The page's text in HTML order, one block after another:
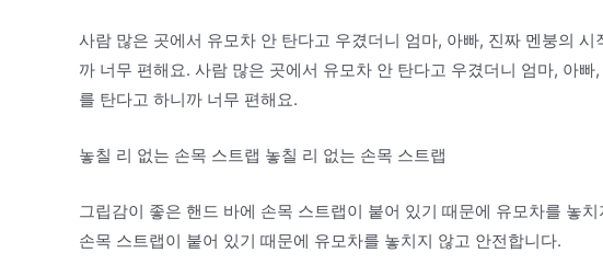
사람 많은 곳에서 유모차 안 탄다고 우겼더니 엄마, 아빠, 진짜 멘붕의
까 너무 편해요. 사람 많은 곳에서 유모차 안 탄다고 우겼더니 엄마, 아
를 탄다고 하니까 너무 편해요.
놓칠 리 없는 손목 스트랩 놓칠 리 없는 손목 스트랩
그립감이 좋은 핸드 바에 손목 스트랩이 붙어 있기 때문에 유모차를 놓
손목 스트랩이 붙어 있기 때문에 유모차를 놓치지 않고 안전합니다.